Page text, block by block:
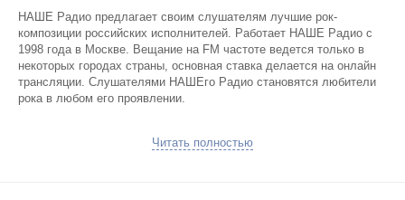
НАШЕ Радио предлагает своим слушателям лучшие рок-
композиции российских исполнителей. Работает НАШЕ Радио с
1998 года в Москве. Вещание на FM частоте ведется только в
некоторых городах страны, основная ставка делается на онлайн
трансляции. Слушателями НАШЕго Радио становятся любители
рока в любом его проявлении.
высоким рейтингом у любителей рока: Подъемники, Шоу дня,
Читать полностью